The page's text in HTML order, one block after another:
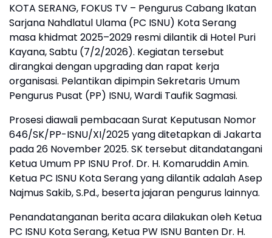
KOTA SERANG, FOKUS TV – Pengurus Cabang Ikatan
Sarjana Nahdlatul Ulama (PC ISNU) Kota Serang
masa khidmat 2025–2029 resmi dilantik di Hotel Puri
Kayana, Sabtu (7/2/2026). Kegiatan tersebut
dirangkai dengan upgrading dan rapat kerja
organisasi. Pelantikan dipimpin Sekretaris Umum
Pengurus Pusat (PP) ISNU, Wardi Taufik Sagmasi.
Prosesi diawali pembacaan Surat Keputusan Nomor
646/SK/PP-ISNU/XI/2025 yang ditetapkan di Jakarta
pada 26 November 2025. SK tersebut ditandatangani
Ketua Umum PP ISNU Prof. Dr. H. Komaruddin Amin.
Ketua PC ISNU Kota Serang yang dilantik adalah Asep
Najmus Sakib, S.Pd., beserta jajaran pengurus lainnya.
Penandatanganan berita acara dilakukan oleh Ketua
PC ISNU Kota Serang, Ketua PW ISNU Banten Dr. H.